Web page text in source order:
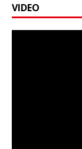
VIDEO